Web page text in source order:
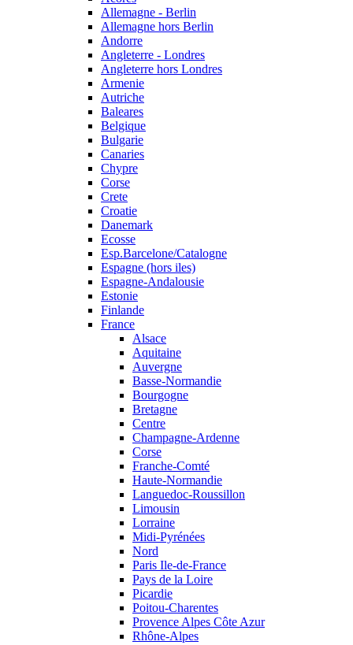
Allemagne - Berlin
Allemagne hors Berlin
Andorre
Angleterre - Londres
Angleterre hors Londres
Armenie
Autriche
Baleares
Belgique
Bulgarie
Canaries
Chypre
Corse
Crete
Croatie
Danemark
Ecosse
Esp.Barcelone/Catalogne
Espagne (hors iles)
Espagne-Andalousie
Estonie
Finlande
France
Alsace
Aquitaine
Auvergne
Basse-Normandie
Bourgogne
Bretagne
Centre
Champagne-Ardenne
Corse
Franche-Comté
Haute-Normandie
Languedoc-Roussillon
Limousin
Lorraine
Midi-Pyrénées
Nord
Paris Ile-de-France
Pays de la Loire
Picardie
Poitou-Charentes
Provence Alpes Côte Azur
Rhône-Alpes